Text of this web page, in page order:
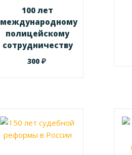
100 лет
международному
полицейскому
сотрудничеству
300₽